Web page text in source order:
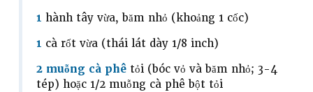
1 hành tây vừa, băm nhỏ (khoảng 1 cốc)
1 cà rốt vừa (thái lát dày 1/8 inch)
2 muỗng cà phê tỏi (bóc vỏ và băm nhỏ; 3-4
tép) hoặc 1/2 muỗng cà phê bột tỏi